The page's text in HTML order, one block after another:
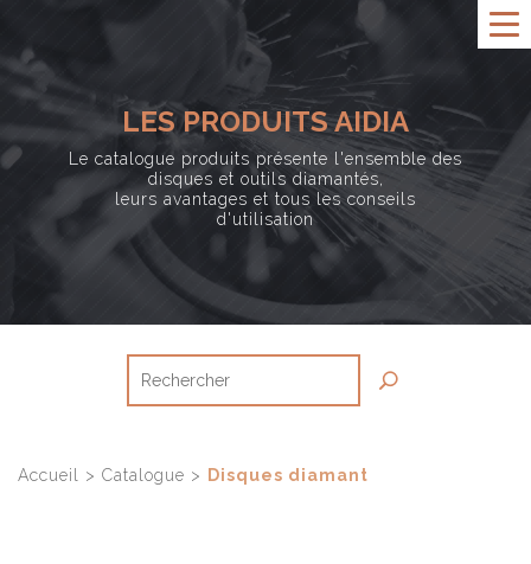
LES PRODUITS AIDIA
Le catalogue produits présente l'ensemble des
disques et outils diamantés,
leurs avantages et tous les conseils
d'utilisation
Accueil > Catalogue > Disques diamant